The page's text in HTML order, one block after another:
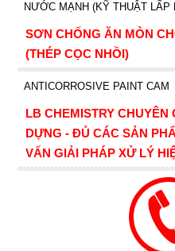
NƯỚC MẠNH (KỸ THUẬT
SƠN CHỐNG ĂN MÒN
(THÉP CỌC NHỒI)
ANTICORROSIVE PAINT CAM
LB CHEMISTRY
DỰNG - ĐỦ CÁC SẢN
VẤN GIẢI PHÁP XỬ LÝ